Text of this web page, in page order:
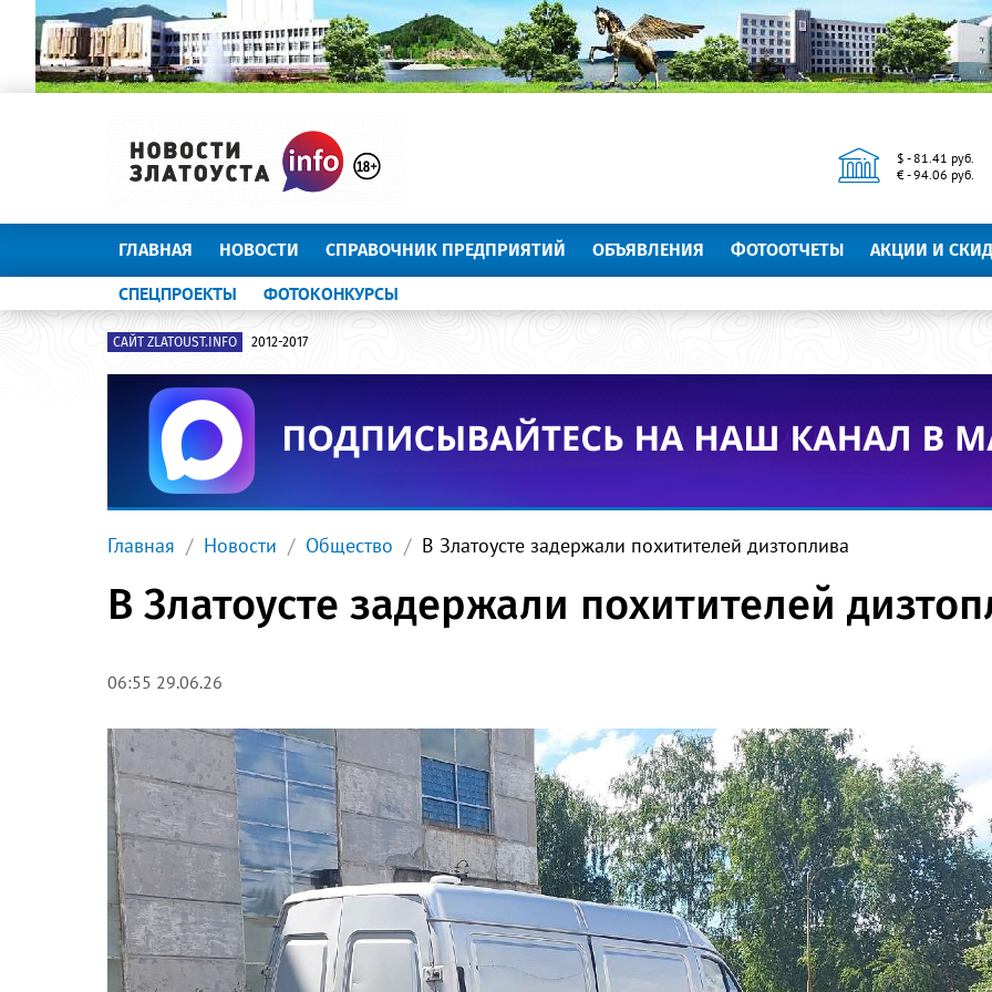
$ - 81.41 руб.
€ - 94.06 руб.
ГЛАВНАЯ НОВОСТИ СПРАВОЧНИК ПРЕДПРИЯТИЙ ОБЪЯВЛЕНИЯ ФОТООТЧЕТЫ АКЦИИ И
СПЕЦПРОЕКТЫ ФОТОКОНКУРСЫ
САЙТ ZLATOUST.INFO 2012-2017
Главная Новости Общество В Златоусте задержали похитителей дизтоплива
В Златоусте задержали похитителей
06:55 29.06.26